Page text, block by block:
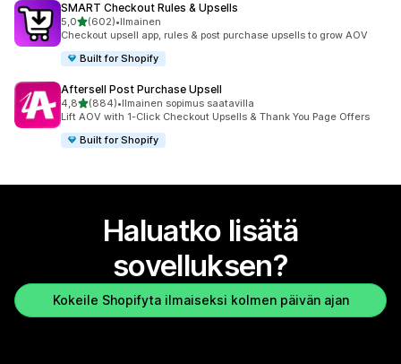
SMART Checkout Rules & Upsells
5,0/ 5 tähteä
(602)
602 arvostelua yhteensä
•Ilmainen
Checkout upsell app, rules & post purchase upsells to grow AOV
Built for Shopify
Aftersell Post Purchase Upsell
4,8/ 5 tähteä
(884)
884 arvostelua yhteensä
•Ilmainen sopimus saatavilla
Lift AOV with 1-Click Checkout Upsells & Thank You Page Offers
Built for Shopify
Haluatko lisätä
sovelluksen?
Kokeile Shopifyta ilmaiseksi kolmen päivän ajan